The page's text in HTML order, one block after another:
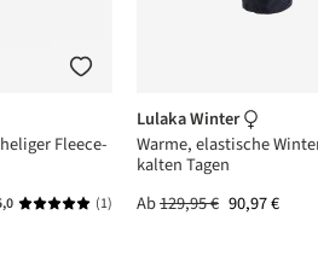
Fleece-
Durchschnittliche Bewertung von 5
(1)
Lulaka Winter
Warme, elastische
kalten Tagen
Ab129,95 € 90,97 €